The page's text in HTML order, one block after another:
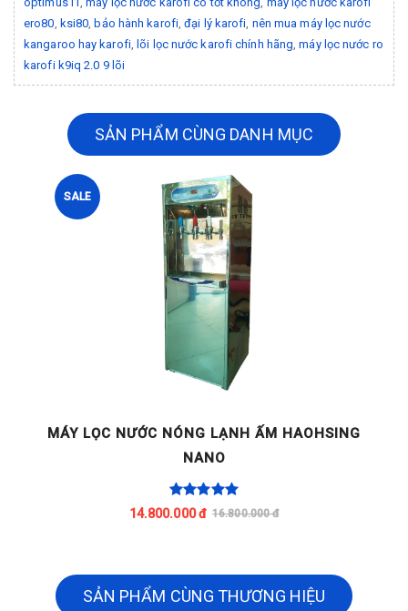
ero80 ksi80 ,bảo hành karofi,đại lý karofi nên mua máy lọc nước
kangaroo hay karofi,lõi lọc nước karofi chính hãng ,máy lọc nước ro
karofi k9iq 2.0 9 lõi
SẢN PHẨM CÙNG DANH MỤC
SALE
MÁY LỌC NƯỚC NÓNG LẠNH ẤM HAOHSING
NANO
14.800.000 đ 16.800.000 đ
SẢN PHẨM CÙNG THƯƠNG HIỆU